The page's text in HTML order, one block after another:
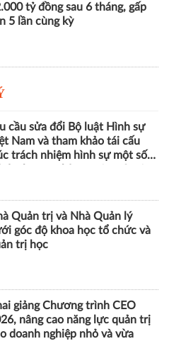
tỷ đồng sau 6 tháng, gấp
5 lần cùng kỳ
cầu sửa đổi Bộ luật Hình sự
Nam và tham khảo tái cấu
trách nhiệm hình sự một số
Quản trị và Nhà Quản lý
góc độ khoa học tổ chức và
trị học
giảng Chương trình CEO
nâng cao năng lực quản trị
doanh nghiệp nhỏ và vừa